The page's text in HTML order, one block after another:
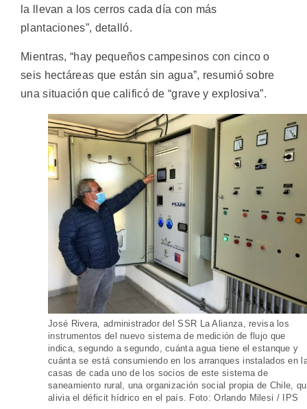
la llevan a los cerros cada día con más
plantaciones”, detalló.
Mientras, “hay pequeños campesinos con cinco o
seis hectáreas que están sin agua”, resumió sobre
una situación que calificó de “grave y explosiva”.
José Rivera, administrador del SSR La Alianza, revisa los
instrumentos del nuevo sistema de medición de flujo que
indica, segundo a segundo, cuánta agua tiene el estanque y
cuánta se está consumiendo en los arranques instalados en
casas de cada uno de los socios de este sistema de
saneamiento rural, una organización social propia de Chile,
alivia el déficit hídrico en el país. Foto: Orlando Milesi / IPS